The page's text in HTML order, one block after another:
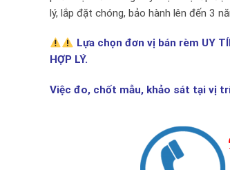
lý, lắp đặt chóng, bảo hành lên đến 3
Lựa chọn đơn vị bán rèm UY
HỢP LÝ.
Việc đo, chốt mẫu, khảo sát tại vị